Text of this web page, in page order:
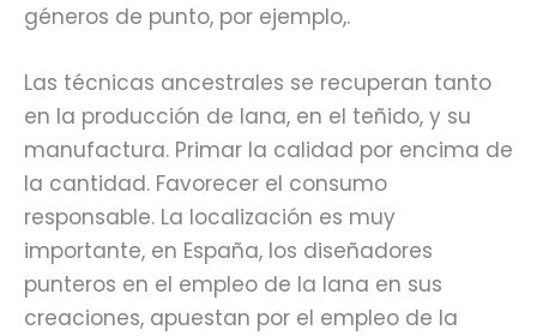
géneros de punto, por ejemplo,.
Las técnicas ancestrales se recuperan tanto
en la producción de lana, en el teñido, y su
manufactura. Primar la calidad por encima de
la cantidad. Favorecer el consumo
responsable. La localización es muy
importante, en España, los diseñadores
punteros en el empleo de la lana en sus
creaciones, apuestan por el empleo de la